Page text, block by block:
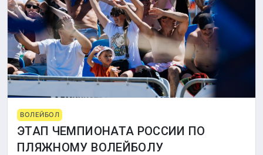
ВОЛЕЙБОЛ
ЭТАП ЧЕМПИОНАТА РОССИИ ПО
ПЛЯЖНОМУ ВОЛЕЙБОЛУ